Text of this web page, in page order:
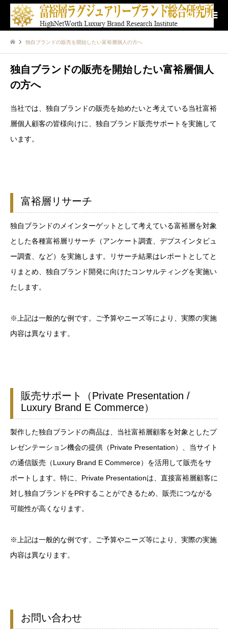
検索
独自ブランドの販売を開始したい富裕層個人の方へ
独自ブランドの販売を開始したい富裕層個人
の方へ
当社では、独自ブランドの販売を始めたいと考えている当社富裕
層個人顧客の皆様向けに、独自ブランド販売サポートを実施して
います。
富裕層リサーチ
独自ブランドのメインターゲットとして考えている富裕層を対象
とした各種富裕層リサーチ（アンケート調査、デプスインタビュ
ー調査、など）を実施します。リサーチ結果はレポートとしてと
りまとめ、独自ブランド開発に向けたコンサルティングを実施い
たします。
※上記は一般的な例です。ご予算やニーズ等により、実際の実施
内容は異なります。
販売サポート（Private Presentation /
Luxury Brand E Commerce）
製作した独自ブランドの商品は、当社富裕層顧客を対象としたプ
レゼンテーション機会の提供（Private Presentation）、当サイト
の通信販売（Luxury Brand E Commerce）を活用して販売をサ
ポートします。特に、Private Presentationは、直接富裕層顧客に
対し独自ブランドをPRすることができるため、販売につながる
可能性が高くなります。
※上記は一般的な例です。ご予算やニーズ等により、実際の実施
内容は異なります。
お問い合わせ